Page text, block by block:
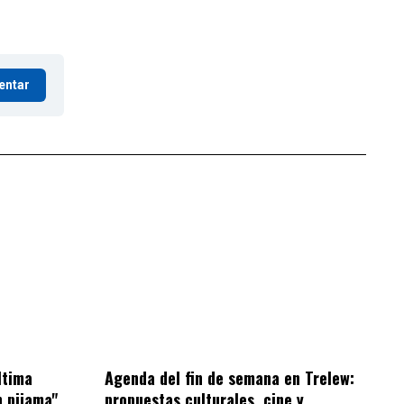
pijama"
Agenda del fin de semana en Trelew:
propuestas culturales, cine y